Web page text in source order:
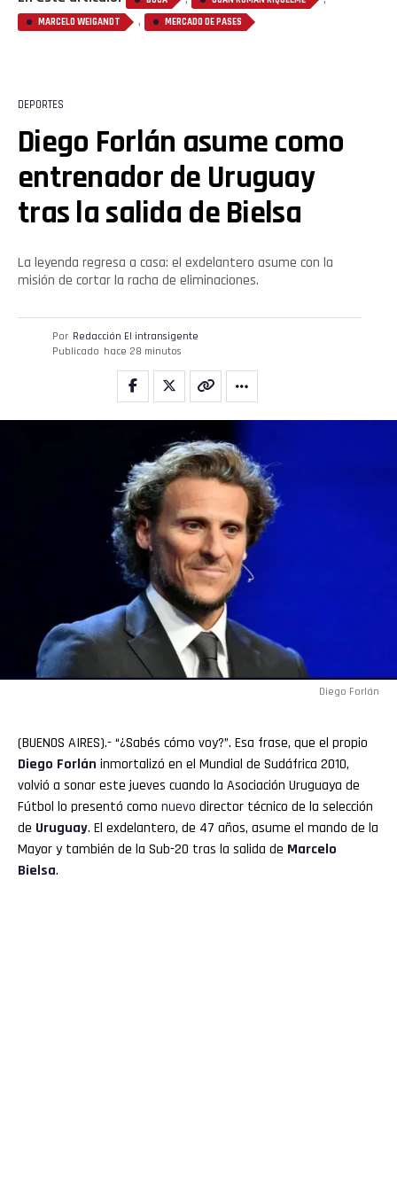
MARCELO WEIGANDT , MERCADO DE PASES
DEPORTES
Diego Forlán asume como
entrenador de Uruguay
tras la salida de Bielsa
La leyenda regresa a casa: el exdelantero asume con la
misión de cortar la racha de eliminaciones.
Por Redacción El intransigente
Publicado hace 28 minutos
Diego Forlán
(BUENOS AIRES).- “¿Sabés cómo voy?”. Esa frase, que el propio
Diego Forlán inmortalizó en el Mundial de Sudáfrica 2010,
volvió a sonar este jueves cuando la Asociación Uruguaya de
Fútbol lo presentó como nuevo director técnico de la selección
de Uruguay. El exdelantero, de 47 años, asume el mando de la
Mayor y también de la Sub-20 tras la salida de Marcelo
Bielsa.